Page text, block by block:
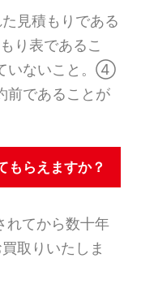
見積もりである
り表であるこ
いないこと。④
であることが
らえますか？
てから数十年
取りいたしま